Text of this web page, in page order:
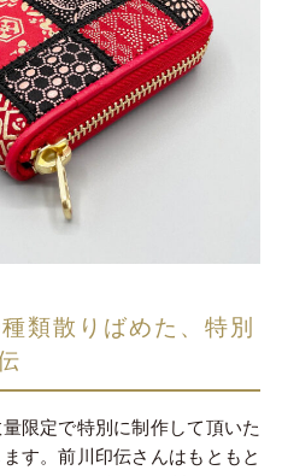
類散りばめた、特別
限定で特別に制作して頂いた
す。前川印伝さんはもともと